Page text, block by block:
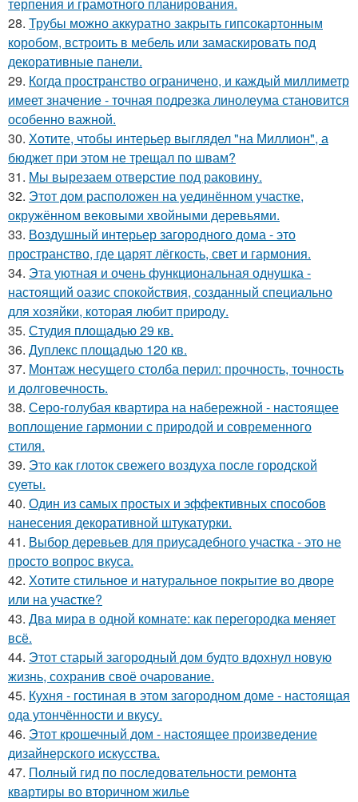
28. Трубы можно аккуратно закрыть гипсокартонным
коробом, встроить в мебель или замаскировать под
декоративные панели.
29. Когда пространство ограничено, и каждый миллиметр
имеет значение - точная подрезка линолеума становится
особенно важной.
30. Хотите, чтобы интерьер выглядел "на Миллион", а
бюджет при этом не трещал по швам?
31. Мы вырезаем отверстие под раковину.
32. Этот дом расположен на уединённом участке,
окружённом вековыми хвойными деревьями.
33. Воздушный интерьер загородного дома - это
пространство, где царят лёгкость, свет и гармония.
34. Эта уютная и очень функциональная однушка -
настоящий оазис спокойствия, созданный специально
для хозяйки, которая любит природу.
35. Студия площадью 29 кв.
36. Дуплекс площадью 120 кв.
37. Монтаж несущего столба перил: прочность, точность
и долговечность.
38. Серо-голубая квартира на набережной - настоящее
воплощение гармонии с природой и современного
стиля.
39. Это как глоток свежего воздуха после городской
суеты.
40. Один из самых простых и эффективных способов
нанесения декоративной штукатурки.
41. Выбор деревьев для приусадебного участка - это не
просто вопрос вкуса.
42. Хотите стильное и натуральное покрытие во дворе
или на участке?
43. Два мира в одной комнате: как перегородка меняет
всё.
44. Этот старый загородный дом будто вдохнул новую
жизнь, сохранив своё очарование.
45. Кухня - гостиная в этом загородном доме - настоящая
ода утончённости и вкусу.
46. Этот крошечный дом - настоящее произведение
дизайнерского искусства.
47. Полный гид по последовательности ремонта
квартиры во вторичном жилье